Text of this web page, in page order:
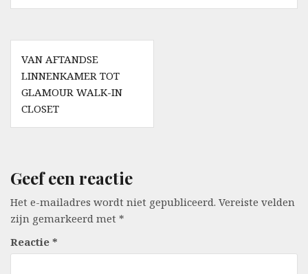
Berichtnavigatie
VAN AFTANDSE
LINNENKAMER TOT
GLAMOUR WALK-IN
CLOSET
Geef een reactie
Het e-mailadres wordt niet gepubliceerd. Vereiste velden
zijn gemarkeerd met *
Reactie *